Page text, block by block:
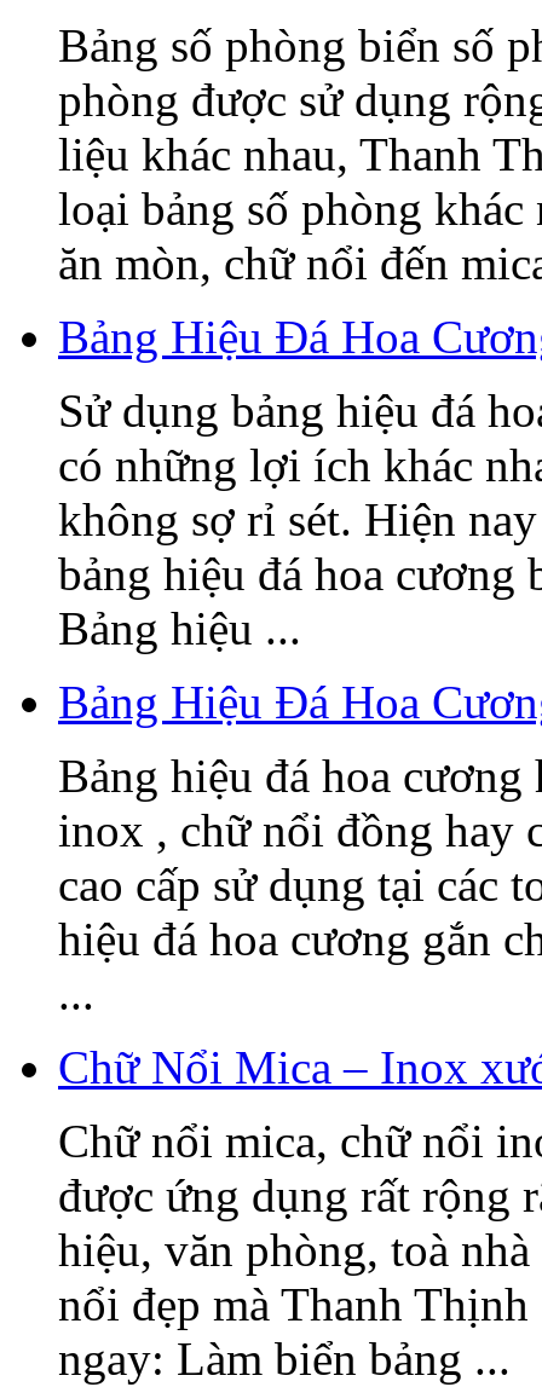
Bảng số phòng biển số
phòng được sử dụng
liệu khác nhau, Thanh
loại bảng số phòng
ăn mòn, chữ nổi đến
Bảng Hiệu Đá Hoa
Sử dụng bảng hiệu đá
có những lợi ích khác
không sợ rỉ sét. Hiện
bảng hiệu đá hoa
Bảng hiệu ...
Bảng Hiệu Đá Hoa
Bảng hiệu đá hoa
inox , chữ nổi đồng hay
cao cấp sử dụng tại các
hiệu đá hoa cương gắn
...
Chữ Nổi Mica – Inox
Chữ nổi mica, chữ nổi
được ứng dụng rất rộng
hiệu, văn phòng, toà
nổi đẹp mà Thanh
ngay: Làm biển bảng ...